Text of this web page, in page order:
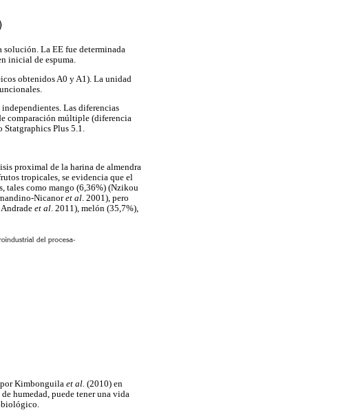
La EE fue determinada
inicial de espuma.
obtenidos A0 y A1). La unidad
Las diferencias
comparación múltiple (diferencia
Plus 5.1.
proximal de la harina de almendra
tropicales, se evidencia que el
tales como mango (6,36%) (Nzikou
Nicanoret al . 2001), pero
et al . 2011), melón (35,7%),
Kimbonguila et al. (2010) en
humedad, puede tener una vida